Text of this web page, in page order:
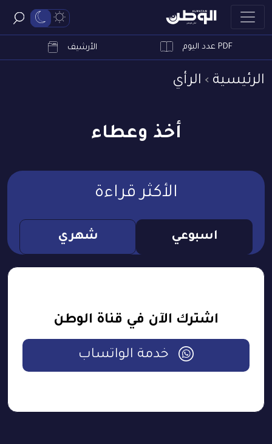
PDF عدد اليوم الأرشيف
الرئيسية الرأي
أخذ وعطاء
الأكثر قراءة
اسبوعي شهري
اشترك الآن في قناة الوطن
خدمة الواتساب